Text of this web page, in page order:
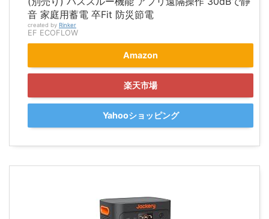
音 家庭用蓄電 卒Fit 防災節電
created by Rinker
EF ECOFLOW
Amazon
楽天市場
Yahooショッピング